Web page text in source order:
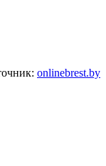
onlinebrest.by